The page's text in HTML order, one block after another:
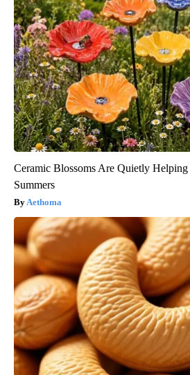
Ceramic Blossoms Are Quietly
Summers
Aethoma